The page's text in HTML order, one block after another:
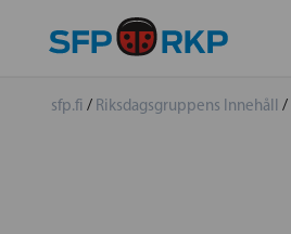
sfp.fi / Riksdagsgruppens Innehåll /